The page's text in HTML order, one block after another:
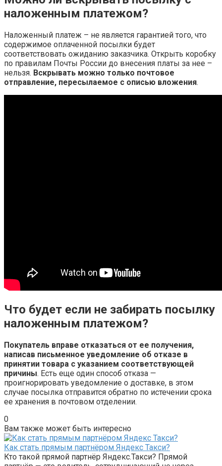
наложенным платежом?
Наложенный платеж – не является гарантией того, что
содержимое оплаченной посылки будет
соответствовать ожиданию заказчика. Открыть коробку
по правилам Почты России до внесения платы за нее –
нельзя. Вскрывать можно только почтовое
отправление, пересылаемое с описью вложения.
Что будет если не забирать посылку
наложенным платежом?
Покупатель вправе отказаться от ее получения,
написав письменное уведомление об отказе в
принятии товара с указанием соответствующей
причины. Есть еще один способ отказа —
проигнорировать уведомление о доставке, в этом
случае посылка отправится обратно по истечении срока
ее хранения в почтовом отделении.
0
Вам также может быть интересно
Как стать прямым партнёром Яндекс Такси?
Кто такой прямой партнёр Яндекс.Такси? Прямой